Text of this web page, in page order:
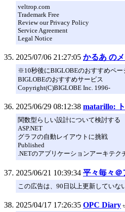
veltrop.com
Trademark Free
Review our Privacy Policy
Service Agreement
Legal Notice
2025/07/06 21:27:05 かるあ の
※10秒後にBIGLOBEのおすすめペー
BIGLOBEのおすすめサービス
Copyright(C)BIGLOBE Inc. 1996-
2025/06/29 08:12:38 matarillo:
関数型らしい設計について検討する
ASP.NET
グラフの自動レイアウトに挑戦
Published
.NETのアプリケーションアーキテク
2025/06/21 10:39:34 平々毎々＠
この広告は、90日以上更新していな
2025/04/17 17:26:35 OPC Diary